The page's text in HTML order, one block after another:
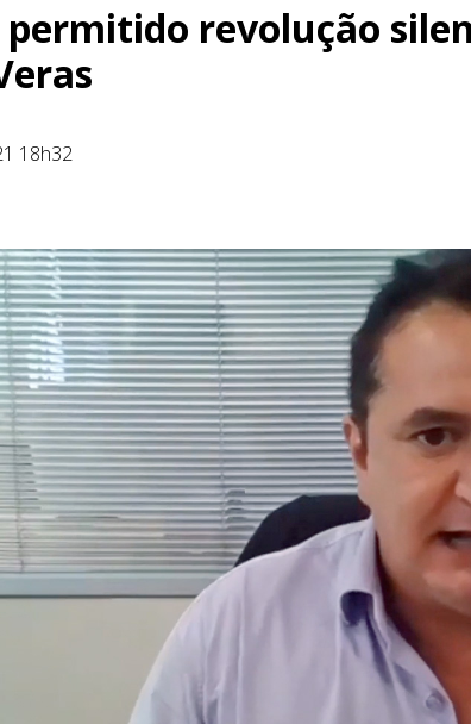
permitido revolução
18h32